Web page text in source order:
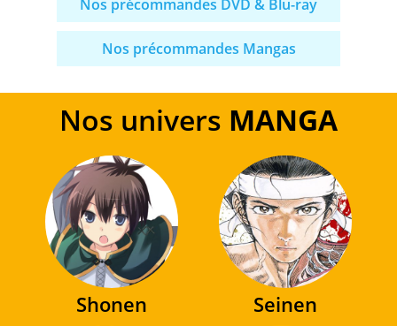
Nos précommandes DVD & Blu-ray
Nos précommandes Mangas
Nos univers MANGA
Shonen Seinen